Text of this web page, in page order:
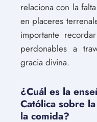
relaciona con la
en placeres
importante
perdonables a
gracia divina.
¿Cuál es la
Católica sobre
la comida?